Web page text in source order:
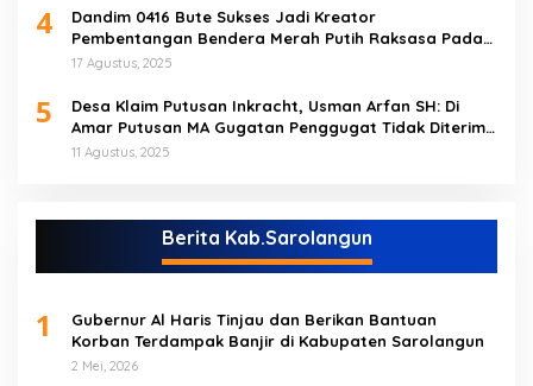
4
Dandim 0416 Bute Sukses Jadi Kreator
Pembentangan Bendera Merah Putih Raksasa Pada
Peringatan HUT RI ke 80 di Tebo
17 Agustus, 2025
5
Desa Klaim Putusan Inkracht, Usman Arfan SH: Di
Amar Putusan MA Gugatan Penggugat Tidak Diterima
(NO)
11 Agustus, 2025
Berita Kab.Sarolangun
1
Gubernur Al Haris Tinjau dan Berikan Bantuan
Korban Terdampak Banjir di Kabupaten Sarolangun
2 Mei, 2026